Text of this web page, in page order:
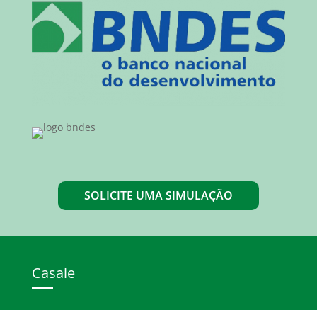
SOLICITE UMA SIMULAÇÃO
Casale